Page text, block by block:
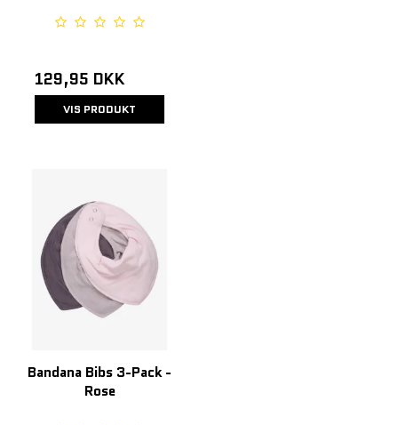
129,95 DKK
VIS PRODUKT
Bandana Bibs 3-Pack -
Rose